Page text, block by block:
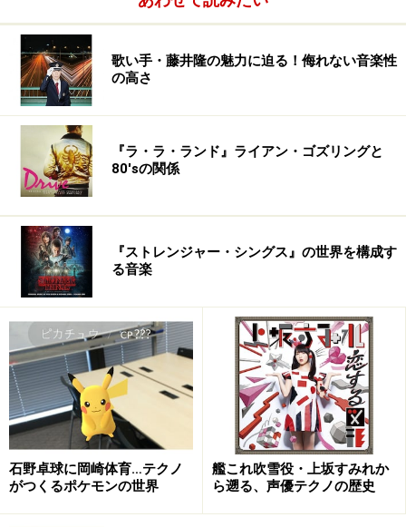
歌い手・藤井隆の魅力に迫る！侮れない音楽性
の高さ
『ラ・ラ・ランド』ライアン・ゴズリングと
80'sの関係
『ストレンジャー・シングス』の世界を構成す
る音楽
石野卓球に岡崎体育…テクノ
がつくるポケモンの世界
艦これ吹雪役・上坂すみれか
ら遡る、声優テクノの歴史